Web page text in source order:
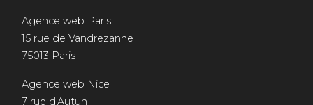
Agence web Paris
15 rue de Vandrezanne
75013 Paris
Agence web Nice
7 rue d'Autun